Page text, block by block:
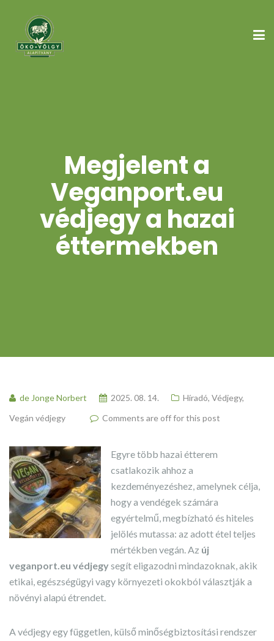
Megjelent a
Veganport.eu
védjegy a hazai
éttermekben
de Jonge Norbert 2025. 08. 14. Híradó, Védjegy,
Vegán védjegy
Comments are off for this post
Egyre több hazai étterem
csatlakozik ahhoz a
kezdeményezéshez, amelynek célja,
hogy a vendégek számára
egyértelmű, megbízható és hiteles
jelölés mutassa: az adott étel teljes
mértékben vegán. Az új
veganport.eu védjegysegít eligazodni mindazoknak, akik
etikai, egészségügyi vagy környezeti okokból választják a
növényi alapú étrendet.
A védjegy egy független, külső minőségbiztosítási rendszer